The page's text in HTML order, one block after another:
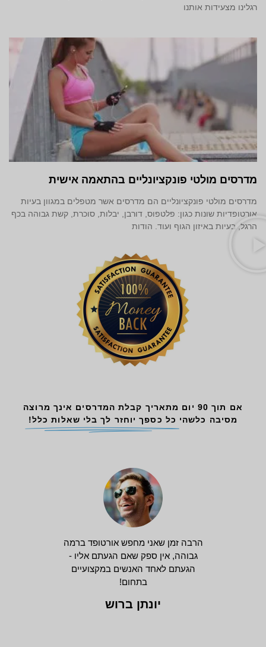
רגלינו מצעידות אותנו
מדרסים מולטי פונקציונליים בהתאמה אישית
מדרסים מולטי פונקציונליים הם מדרסים אשר מטפלים במגוון בעיות
אורטופדיות שונות כגון: פלטפוס, דורבן, יבלות, סוכרת, קשת גבוהה בכף
הרגל, בעיות באיזון הגוף ועוד. הודות
אם תוך 90 יום מתאריך קבלת המדרסים אינך מרוצה
מסיבה כלשהי כל כספך יוחזר לך בלי שאלות כלל!
הרבה זמן שאני מחפש אורטופד ברמה
גבוהה, אין ספק שאם הגעתם אליו -
הגעתם לאחד האנשים במקצועיים
בתחום!
יונתן ברוש